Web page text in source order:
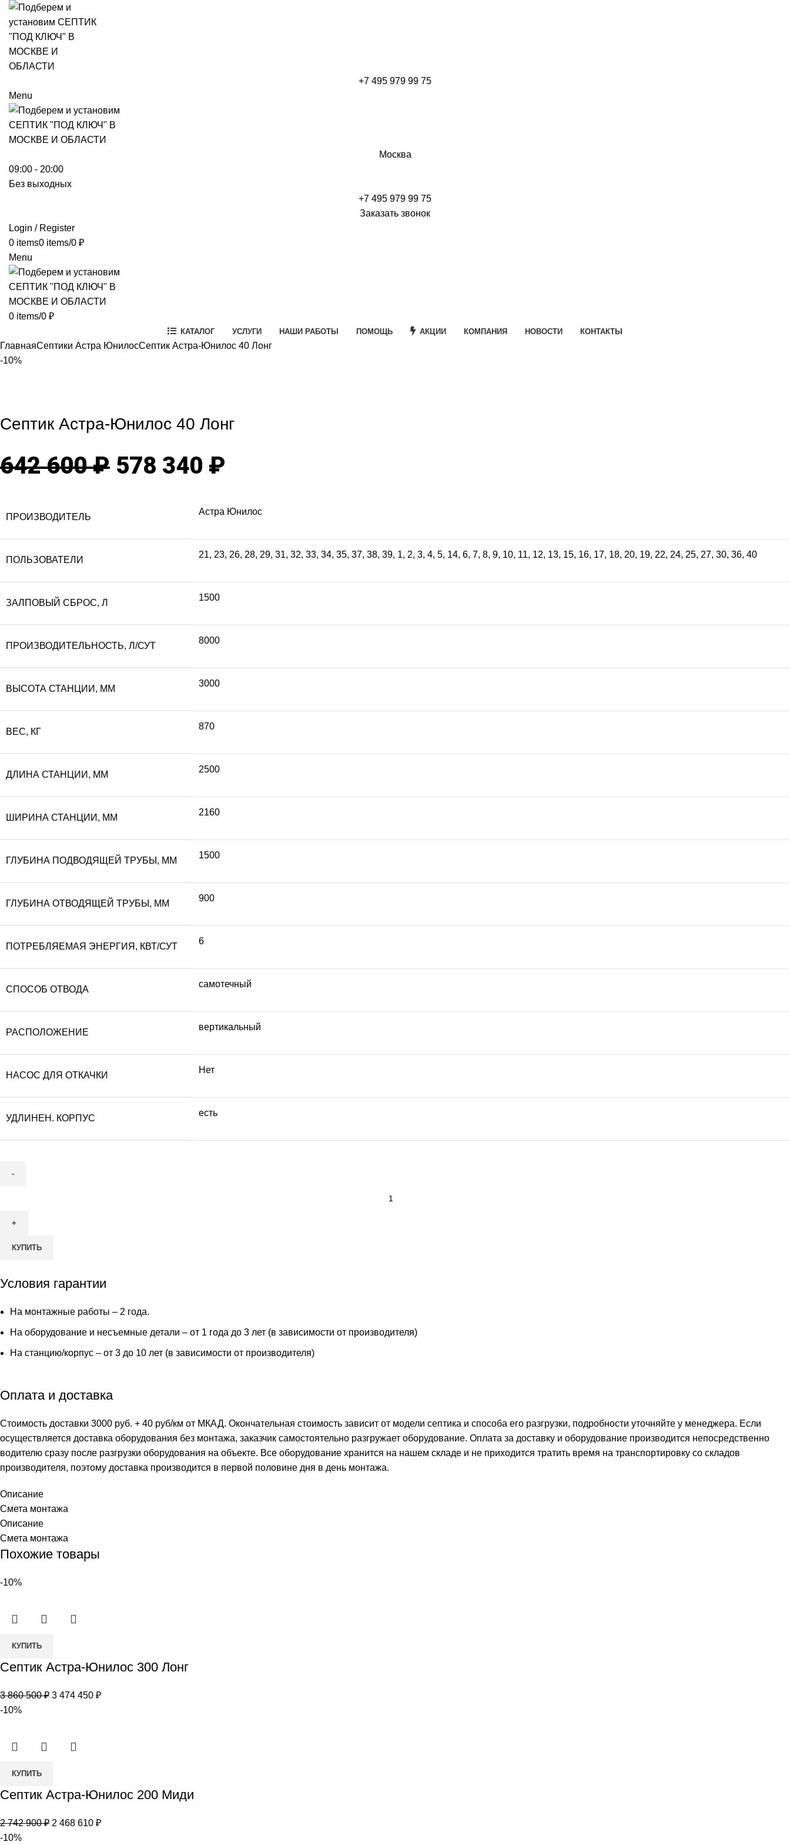
+7 495 979 99 75
Menu
Москва
09:00 - 20:00
Без выходных
+7 495 979 99 75
Заказать звонок
Login / Register
0 items0 items/0 ₽
Menu
0 items/0 ₽
КАТАЛОГ УСЛУГИ НАШИ РАБОТЫ ПОМОЩЬ АКЦИИ КОМПАНИЯ НОВОСТИ КОНТАКТЫ
ГлавнаяСептики Астра ЮнилосСептик Астра-Юнилос 40 Лонг
-10%
Септик Астра-Юнилос 40 Лонг
642 600₽ Первоначальная
составляла
578 340 ₽
цена:
578
340 ₽.
ПРОИЗВОДИТЕЛЬ
Астра Юнилос
ПОЛЬЗОВАТЕЛИ
21, 23, 26, 28, 29, 31, 32, 33, 34, 35, 37, 38, 39, 1, 2, 3, 4, 5, 14, 6, 7, 8, 9, 10, 11, 12, 13, 15, 16, 17, 18, 20, 19, 22, 24, 25, 27, 30, 36, 40
ЗАЛПОВЫЙ СБРОС, Л
1500
ПРОИЗВОДИТЕЛЬНОСТЬ, Л/СУТ
8000
ВЫСОТА СТАНЦИИ, ММ
3000
ВЕС, КГ
870
ДЛИНА СТАНЦИИ, ММ
2500
ШИРИНА СТАНЦИИ, ММ
2160
ГЛУБИНА ПОДВОДЯЩЕЙ ТРУБЫ, ММ
1500
ГЛУБИНА ОТВОДЯЩЕЙ ТРУБЫ, ММ
900
ПОТРЕБЛЯЕМАЯ ЭНЕРГИЯ, КВТ/СУТ
6
СПОСОБ ОТВОДА
самотечный
РАСПОЛОЖЕНИЕ
вертикальный
НАСОС ДЛЯ ОТКАЧКИ
Нет
УДЛИНЕН. КОРПУС
есть
Септик
Юнилос
Лонг
КУПИТЬ
Условия гарантии
На монтажные работы – 2 года.
На оборудование и несъемные детали – от 1 года до 3 лет (в зависимости от производителя)
На станцию/корпус – от 3 до 10 лет (в зависимости от производителя)
Оплата и доставка
Стоимость доставки 3000 руб. + 40 руб/км от МКАД. Окончательная стоимость зависит от модели септика и способа его разгрузки, подробности уточняйте у менеджера. Если
осуществляется доставка оборудования без монтажа, заказчик самостоятельно разгружает оборудование. Оплата за доставку и оборудование производится непосредственно
водителю сразу после разгрузки оборудования на объекте. Все оборудование хранится на нашем складе и не приходится тратить время на транспортировку со складов
производителя, поэтому доставка производится в первой половине дня в день монтажа.
Описание
Смета монтажа
Описание
Смета монтажа
Похожие товары
-10%
Количество
Септик
Юнилос
300
КУПИТЬ
Септик Астра-Юнилос 300 Лонг
3 860 500₽ Первоначальная
3 474 450 ₽Текущая
-10%
Количество
Септик
Юнилос
200
КУПИТЬ
Септик Астра-Юнилос 200 Миди
2 742 900₽ Первоначальная
2 468 610 ₽Текущая
-10%